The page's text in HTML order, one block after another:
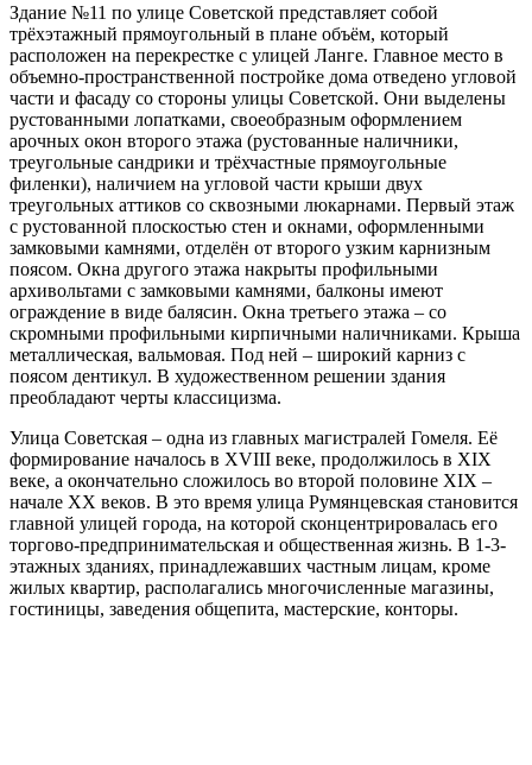
Здание №11 по улице Советской представляет собой
трёхэтажный прямоугольный в плане объём, который
расположен на перекрестке с улицей Ланге. Главное место в
объемно-пространственной постройке дома отведено угловой
части и фасаду со стороны улицы Советской. Они выделены
рустованными лопатками, своеобразным оформлением
арочных окон второго этажа (рустованные наличники,
треугольные сандрики и трёхчастные прямоугольные
филенки), наличием на угловой части крыши двух
треугольных аттиков со сквозными люкарнами. Первый этаж
с рустованной плоскостью стен и окнами, оформленными
замковыми камнями, отделён от второго узким карнизным
поясом. Окна другого этажа накрыты профильными
архивольтами с замковыми камнями, балконы имеют
ограждение в виде балясин. Окна третьего этажа – со
скромными профильными кирпичными наличниками. Крыша
металлическая, вальмовая. Под ней – широкий карниз с
поясом дентикул. В художественном решении здания
преобладают черты классицизма.
Улица Советская – одна из главных магистралей Гомеля. Её
формирование началось в XVIII веке, продолжилось в XIX
веке, а окончательно сложилось во второй половине XIX –
начале XX веков. В это время улица Румянцевская становится
главной улицей города, на которой сконцентрировалась его
торгово-предпринимательская и общественная жизнь. В 1-3-
этажных зданиях, принадлежавших частным лицам, кроме
жилых квартир, располагались многочисленные магазины,
гостиницы, заведения общепита, мастерские, конторы.